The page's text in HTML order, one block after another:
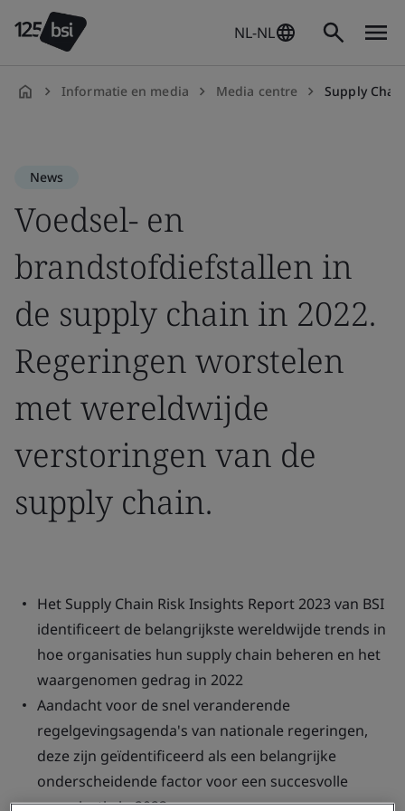
NL-NL
Informatie en media Media centre Supply Chain
News
Voedsel- en
brandstofdiefstallen in
de supply chain in 2022.
Regeringen worstelen
met wereldwijde
verstoringen van de
supply chain.
Het Supply Chain Risk Insights Report 2023 van BSI
identificeert de belangrijkste wereldwijde trends in
hoe organisaties hun supply chain beheren en het
waargenomen gedrag in 2022
Aandacht voor de snel veranderende
regelgevingsagenda's van nationale regeringen,
deze zijn geïdentificeerd als een belangrijke
onderscheidende factor voor een succesvolle
organisatie in 2023